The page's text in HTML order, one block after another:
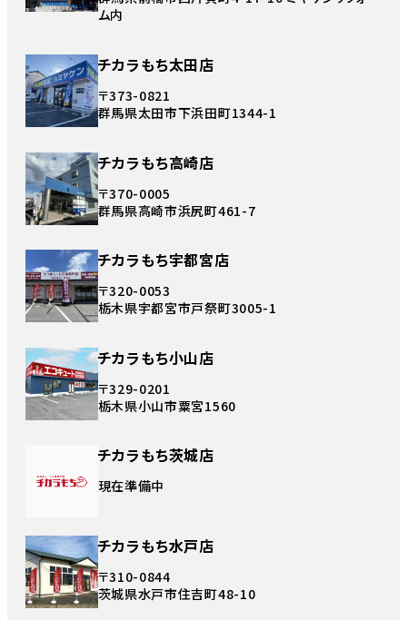
ム内
チカラもち太田店
〒373-0821
群馬県太田市下浜田町1344-1
チカラもち高崎店
〒370-0005
群馬県高崎市浜尻町461-7
チカラもち宇都宮店
〒320-0053
栃木県宇都宮市戸祭町3005-1
チカラもち小山店
〒329-0201
栃木県小山市粟宮1560
チカラもち茨城店
現在準備中
チカラもち水戸店
〒310-0844
茨城県水戸市住吉町48-10